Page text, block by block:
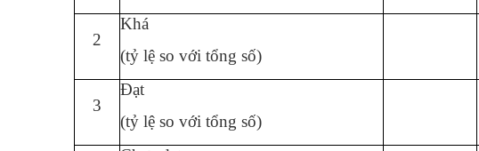
2
Khá
(tỷ lệ so với tổng số)
3
Đạt
(tỷ lệ so với tổng số)